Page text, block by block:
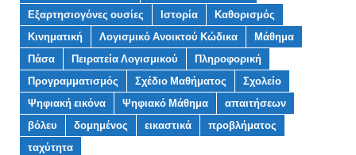
Εξαρτησιογόνες ουσίες
Ιστορία
Καθορισμός
Κινηματική
Λογισμικό Ανοικτού Κώδικα
Μάθημα
Πάσα
Πειρατεία Λογισμικού
Πληροφορική
Προγραμματισμός
Σχέδιο Μαθήματος
Σχολείο
Ψηφιακή εικόνα
Ψηφιακό Μάθημα
απαιτήσεων
βόλευ
δομημένος εικαστικά
προβλήματος
ταχύτητα